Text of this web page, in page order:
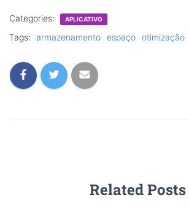
Categories: APLICATIVO
Tags: armazenamento espaço otimização
Related Posts